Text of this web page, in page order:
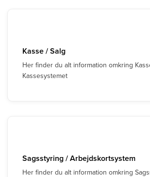
Kasse / Salg
Her finder du alt information omkring
Kassesystemet
Sagsstyring / Arbejdskortsystem
Her finder du alt information omkring